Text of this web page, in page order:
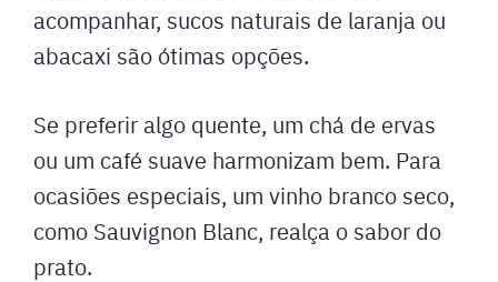
acompanhar, sucos naturais de laranja ou
abacaxi são ótimas opções.
Se preferir algo quente, um chá de ervas
ou um café suave harmonizam bem. Para
ocasiões especiais, um vinho branco seco,
como Sauvignon Blanc, realça o sabor do
prato.